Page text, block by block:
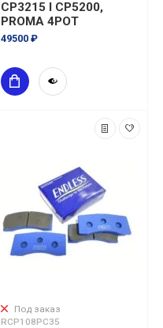
CP3215 I CP5200,
PROMA 4POT
49500 ₽
Под заказ
RCP108PC35